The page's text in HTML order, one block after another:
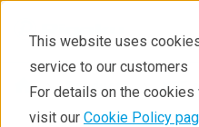
This website uses
service to our customers
For details on the cookies
visit our Cookie Policy
Products XRF